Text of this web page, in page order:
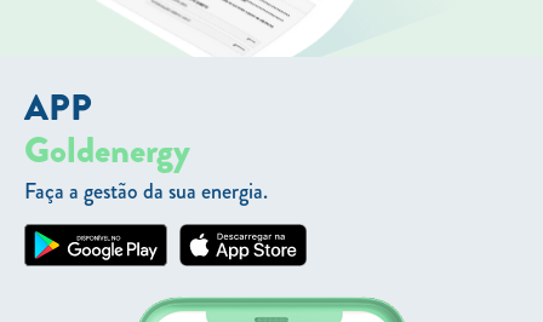
APP
Goldenergy
Faça a gestão da sua energia.